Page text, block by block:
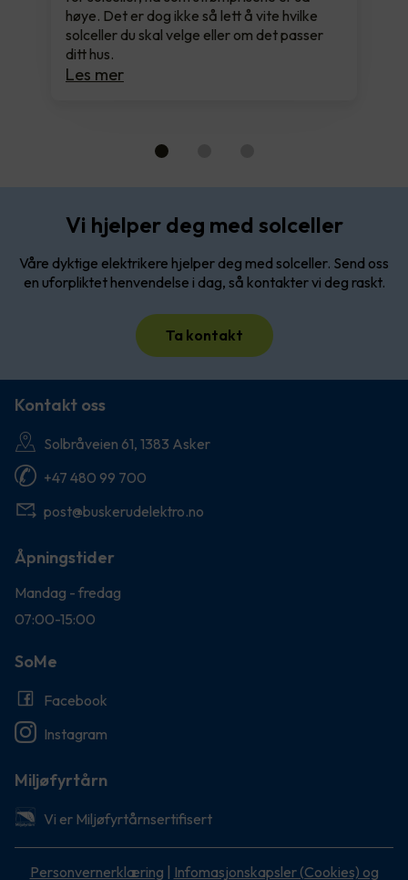
høye. Det er dog ikke så lett å vite hvilke
solceller du skal velge eller om det passer
ditt hus.
Les mer
Vi hjelper deg med solceller
Våre dyktige elektrikere hjelper deg med solceller. Send oss
en uforpliktet henvendelse i dag, så kontakter vi deg raskt.
Ta kontakt
Kontakt oss
Solbråveien 61, 1383 Asker
+47 480 99 700
post@buskerudelektro.no
Åpningstider
Mandag - fredag
07:00-15:00
SoMe
Facebook
Instagram
Miljøfyrtårn
Vi er Miljøfyrtårnsertifisert
Personvernerklæring | Infomasjonskapsler (Cookies) og